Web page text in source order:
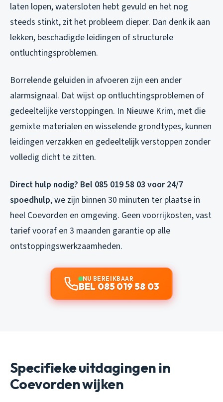
laten lopen, watersloten hebt gevuld en het nog
steeds stinkt, zit het probleem dieper. Dan denk ik aan
lekken, beschadigde leidingen of structurele
ontluchtingsproblemen.
Borrelende geluiden in afvoeren zijn een ander
alarmsignaal. Dat wijst op ontluchtingsproblemen of
gedeeltelijke verstoppingen. In Nieuwe Krim, met die
gemixte materialen en wisselende grondtypes, kunnen
leidingen verzakken en gedeeltelijk verstoppen zonder
volledig dicht te zitten.
Direct hulp nodig? Bel 085 019 58 03 voor 24/7
spoedhulp, we zijn binnen 30 minuten ter plaatse in
heel Coevorden en omgeving. Geen voorrijkosten, vast
tarief vooraf en 3 maanden garantie op alle
ontstoppingswerkzaamheden.
NU BEREIKBAAR
BEL 085 019 58 03
Specifieke uitdagingen in
Coevorden wijken